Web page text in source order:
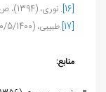
[16]
. نوری، (1394)، ص520.
[17]
.طبیبی، (20/5/1400).
منابع: